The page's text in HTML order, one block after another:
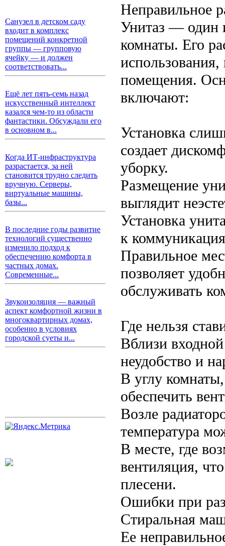
Санузел в детском саду
входит в комплекс
помещений конкретной
группы — групповую
ячейку — и должен
соответствовать...
Ещё лет пять-семь назад
искусственный интеллект
казался чем-то из области
фантастики. Обсуждали его
в основном в...
Когда ИТ-инфраструктура
разрастается, за ней
становится трудно следить
вручную. Серверы,
виртуальные машины,
базы...
В последние годы развитие
технологий существенно
изменило подход к
обеспечению комфорта в
частных домах.
Современные...
Звукоизоляция — важный
аспект комфортной жизни в
многоквартирных домах,
особенно в условиях
городской суеты и...
Неправильное
Унитаз — один
комнаты. Его
использования,
помещения.
включают:
Установка
создает
уборку.
Размещение
выглядит
Установка
к
Правильное
позволяет
обслуживать
Где нельзя
Вблизи
неудобство и
В углу
обеспечить
Возле
температура
В месте, где
вентиляция,
плесени.
Ошибки при
Стиральная
Ее